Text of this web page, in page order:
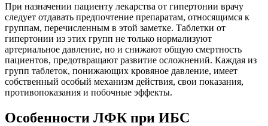
При назначении пациенту лекарства от гипертонии врачу
следует отдавать предпочтение препаратам, относящимся к
группам, перечисленным в этой заметке. Таблетки от
гипертонии из этих групп не только нормализуют
артериальное давление, но и снижают общую смертность
пациентов, предотвращают развитие осложнений. Каждая из
групп таблеток, понижающих кровяное давление, имеет
собственный особый механизм действия, свои показания,
противопоказания и побочные эффекты.
Особенности ЛФК при ИБС